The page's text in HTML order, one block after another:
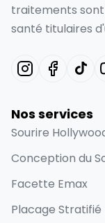
traitements
santé titulaires
Nos services
Sourire
Conception du
Facette Emax
Placage Stratifié